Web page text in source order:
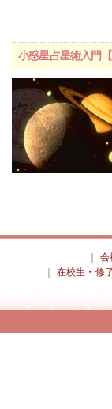
小惑星占星術入門
会
在校生・修